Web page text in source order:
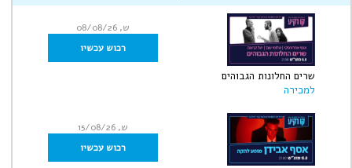
שרים החלונות הגבוהים
למכירה
ש, 08/08/26
רכוש עכשיו
ש, 15/08/26
רכוש עכשיו